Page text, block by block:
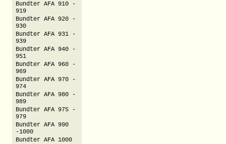
Bundter AFA 910 -
919
Bundter AFA 920 -
930
Bundter AFA 931 -
939
Bundter AFA 940 -
951
Bundter AFA 960 -
969
Bundter AFA 970 -
974
Bundter AFA 980 -
989
Bundter AFA 975 -
979
Bundter AFA 990
-1000
Bundter AFA 1000